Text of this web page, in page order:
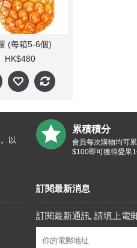
(每箱5-6個)
HK$480
以
累積積分
會員每次購物均可
$100即可獲得愛果1
訂閱最新消息
訂閱最新通訊, 請填上電